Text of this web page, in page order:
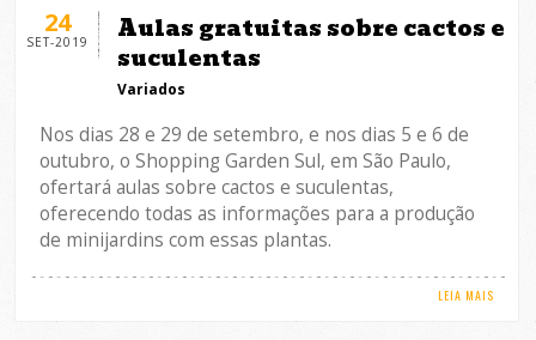
24
SET-2019
Aulas gratuitas sobre cactos e
suculentas
Variados
Nos dias 28 e 29 de setembro, e nos dias 5 e 6 de
outubro, o Shopping Garden Sul, em São Paulo,
ofertará aulas sobre cactos e suculentas,
oferecendo todas as informações para a produção
de minijardins com essas plantas.
LEIA MAIS